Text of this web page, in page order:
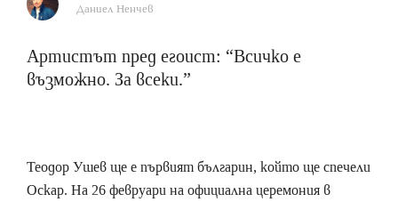
Даниел Ненчев
Артистът пред егоист: “Всичко е
възможно. За всеки.”
Теодор Ушев ще е първият българин, който ще спечели
Оскар. На 26 февруари на официална церемония в